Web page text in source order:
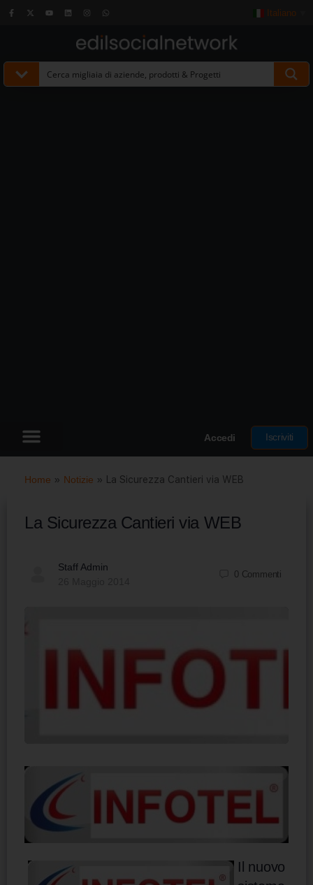
Italiano
Accedi Iscriviti
Home » Notizie » La Sicurezza Cantieri via WEB
La Sicurezza Cantieri via WEB
Staff Admin
0 Commenti
Il nuovo